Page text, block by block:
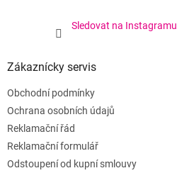
Sledovat na Instagramu
Zákaznícky servis
Obchodní podmínky
Ochrana osobních údajů
Reklamační řád
Reklamační formulář
Odstoupení od kupní smlouvy